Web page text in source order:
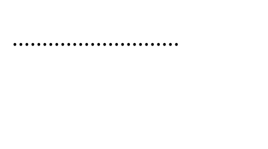
............................